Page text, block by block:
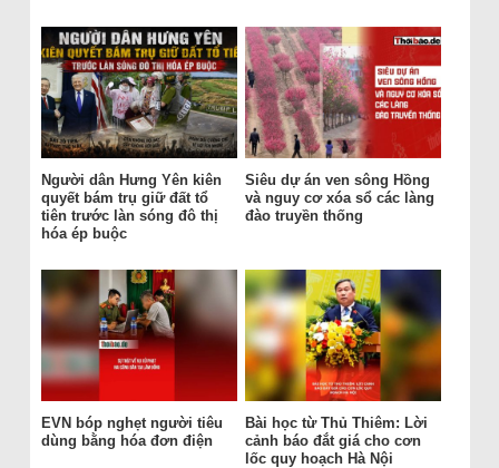
Người dân Hưng Yên kiên
quyết bám trụ giữ đất tổ
tiên trước làn sóng đô thị
hóa ép buộc
Siêu dự án ven sông Hồng
và nguy cơ xóa sổ các làng
đào truyền thống
EVN bóp nghẹt người tiêu
dùng bằng hóa đơn điện
Bài học từ Thủ Thiêm: Lời
cảnh báo đắt giá cho cơn
lốc quy hoạch Hà Nội